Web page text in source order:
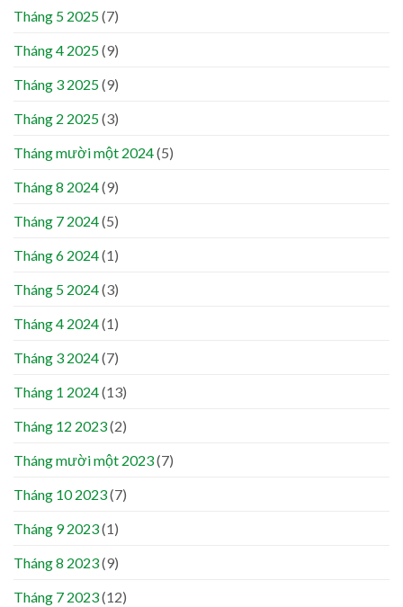
Tháng 5 2025(7)
Tháng 4 2025(9)
Tháng 3 2025(9)
Tháng 2 2025(3)
Tháng mười một 2024(5)
Tháng 8 2024(9)
Tháng 7 2024(5)
Tháng 6 2024(1)
Tháng 5 2024(3)
Tháng 4 2024(1)
Tháng 3 2024(7)
Tháng 1 2024(13)
Tháng 12 2023(2)
Tháng mười một 2023(7)
Tháng 10 2023(7)
Tháng 9 2023(1)
Tháng 8 2023(9)
Tháng 7 2023(12)